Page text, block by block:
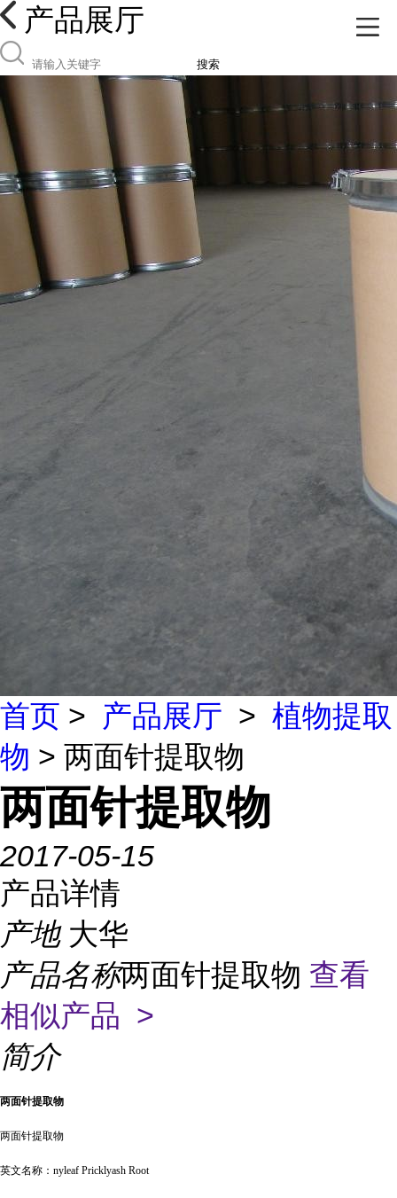
产品展厅
搜索
首页 > 产品展厅 > 植物提取
物 > 两面针提取物
两面针提取物
2017-05-15
产品详情
产地 大华
产品名称两面针提取物 查看
相似产品 >
简介
两面针提取物
两面针提取物
英文名称： nyleaf Pricklyash Root